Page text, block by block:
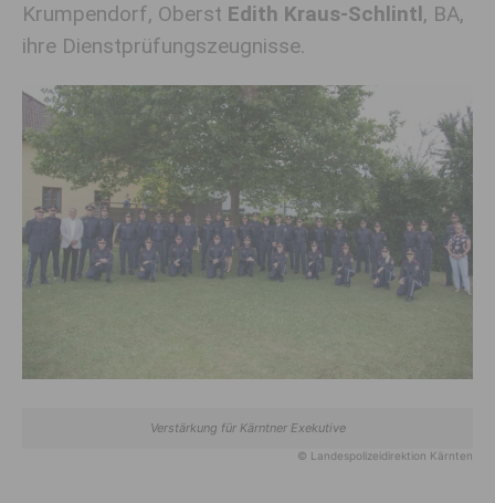
Krumpendorf, Oberst Edith Kraus-Schlintl, BA,
ihre Dienstprüfungszeugnisse.
Verstärkung für Kärntner Exekutive
© Landespolizeidirektion Kärnten